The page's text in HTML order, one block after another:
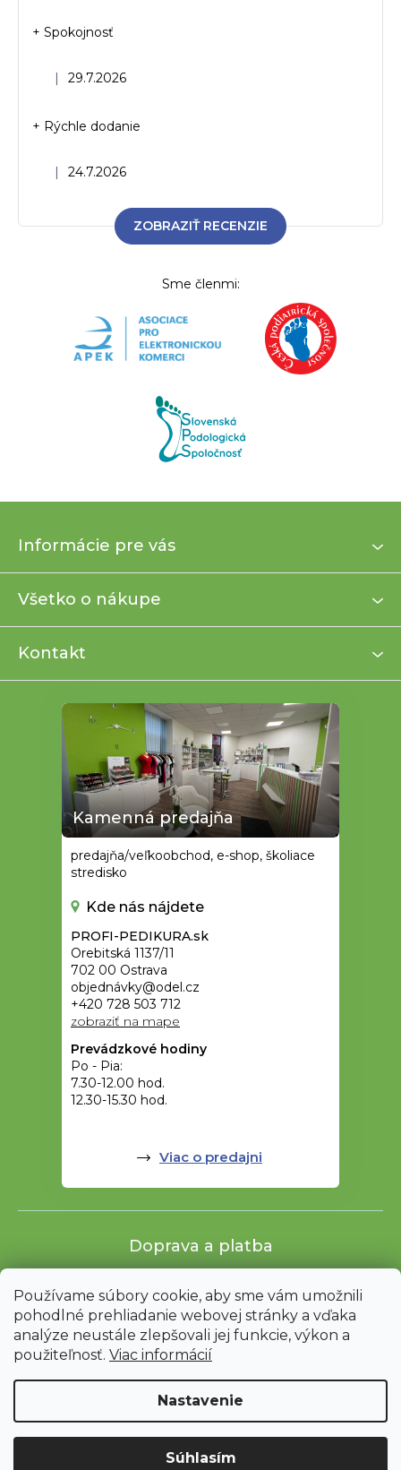
Používame súbory cookie, aby sme vám umožnili
pohodlné prehliadanie webovej stránky a vďaka
analýze neustále zlepšovali jej funkcie, výkon a
použiteľnosť. Viac informácií
Nastavenie
Súhlasím
Upozornenie: Z dôvodu sťahovania bude od 3. 8. do 12. 8. ZAVRETÉ
Hodnotenie obchodu je 5 z 5 hviezdičiek.
| 29.7.2026
+ Spokojnosť
Hodnotenie obchodu je 5 z 5 hviezdičiek.
| 24.7.2026
+ Rýchle dodanie
ZOBRAZIŤ RECENZIE
Sme členmi:
p
t
Informácie pre vás
Všetko o nákupe
Kontakt
Kamenná predajňa
predajňa/veľkoobchod, e-shop, školiace
stredisko
Kde nás nájdete
PROFI-PEDIKURA.sk
Orebitská 1137/11
702 00 Ostrava
objednávky@odel.cz
+420 728 503 712
zobraziť na mape
Prevádzkové hodiny
Po - Pia:
7.30-12.00 hod.
12.30-15.30 hod.
Viac o predajni
Doprava a platba
Shoptet |mime digital